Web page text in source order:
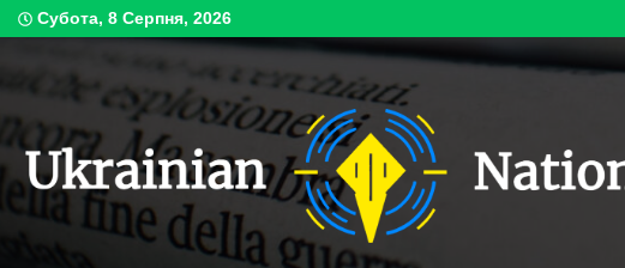
Skip
to
Субота, 8 Серпня, 2026